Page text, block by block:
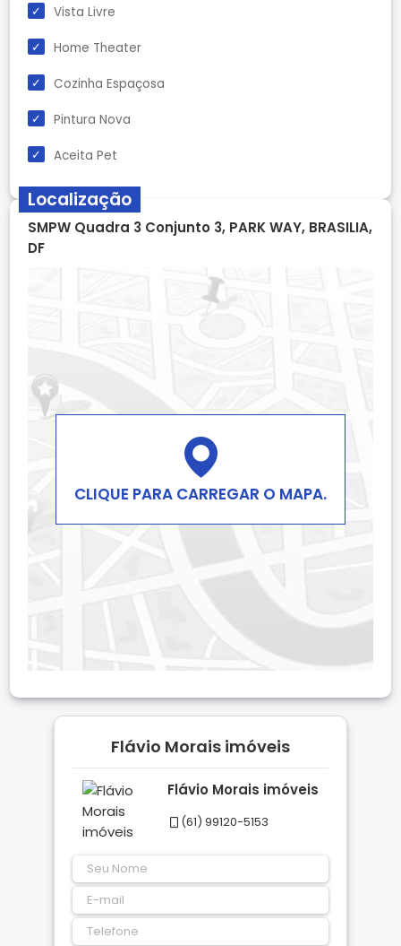
Vista Livre
Home Theater
Cozinha Espaçosa
Pintura Nova
Aceita Pet
Localização
SMPW Quadra 3 Conjunto 3, PARK WAY, BRASILIA,
DF
CLIQUE PARA CARREGAR O MAPA.
Flávio Morais imóveis
Flávio Morais imóveis
(61) 99120-5153